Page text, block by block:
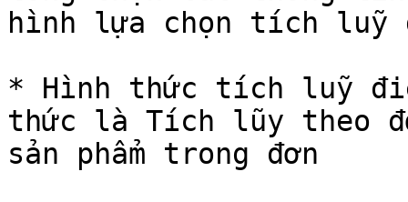
hình lựa chọn tích luỹ
* Hình thức tích luỹ
thức là Tích lũy theo
sản phẩm trong đơn